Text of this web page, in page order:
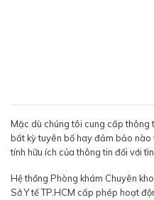
Mặc dù chúng tôi cung cấp thông
bất kỳ tuyên bố hay đảm bảo
tính hữu ích của thông tin đối với
Hệ thống Phòng khám Chuyên
Sở Y tế TP.HCM cấp phép hoạt